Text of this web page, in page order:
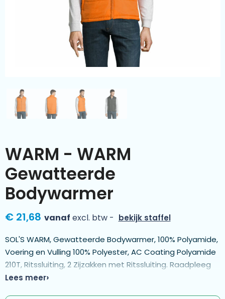
Kleding & textiel
Duurzamere geschenken
Luxe geschenken
Meer categorieën
Wijn
WARM - WARM
Gewatteerde
Bodywarmer
€ 21,68 vanaf excl. btw - bekijk staffel
SOL'S WARM, Gewatteerde Bodywarmer, 100% Polyamide,
Voering en Vulling 100% Polyester, AC Coating Polyamide
210T, Ritssluiting, 2 Zijzakken met Ritssluiting. Raadpleeg
De Maattabel In De Productdocumentatie Voor De Juiste
Lees meer